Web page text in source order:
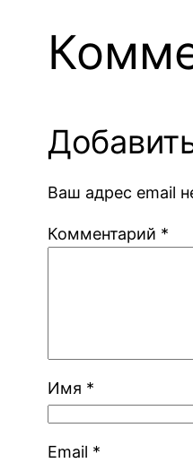
Ваш адрес email
Комментарий *
Имя *
Email *